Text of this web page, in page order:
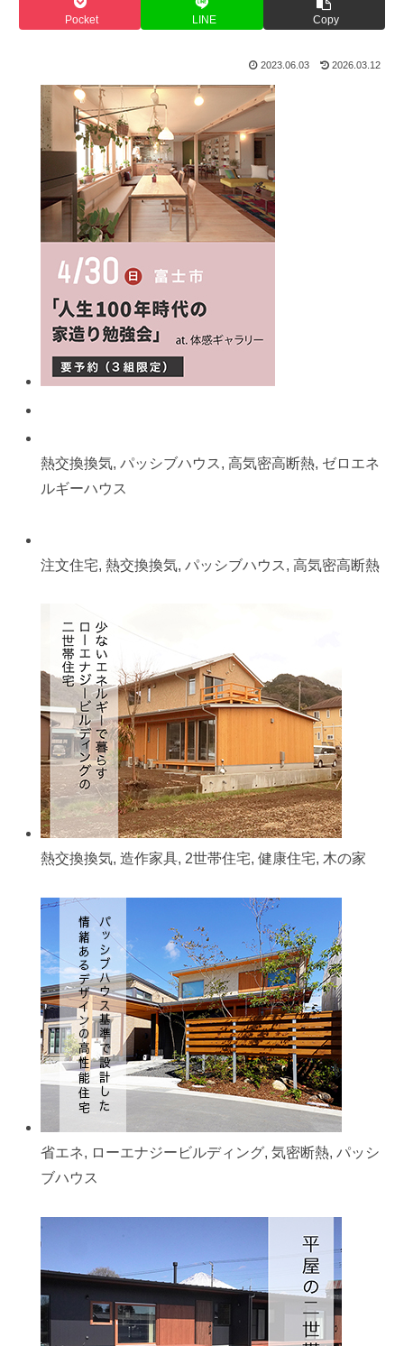
Pocket LINE Copy
2023.06.03 2026.03.12
熱交換換気, パッシブハウス, 高気密高断熱, ゼロエネ
ルギーハウス
注文住宅, 熱交換換気, パッシブハウス, 高気密高断熱
熱交換換気, 造作家具, 2世帯住宅, 健康住宅, 木の家
省エネ, ローエナジービルディング, 気密断熱, パッシ
ブハウス